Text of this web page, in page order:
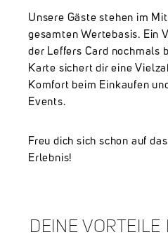
Unsere Gäste stehen im
gesamten Wertebasis. Ein
der Leffers Card nochmals
Karte sichert dir eine
Komfort beim Einkaufen
Events.
Freu dich sich schon auf
Erlebnis!
DEINE VORTEILE